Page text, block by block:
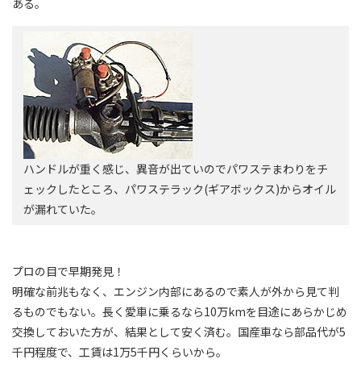
ハンドルが重く感じ、異音が出ていのでパワステまわりをチ
ェックしたところ、パワステラック(ギアボックス)からオイル
が漏れていた。
プロの目で早期発見！
明確な前兆もなく、エンジン内部にあるので素人が外から見て判
るものでもない。長く愛車に乗るなら10万kmを目途にあらかじめ
交換しておいた方が、結果として安く済む。国産車なら部品代が5
千円程度で、工賃は1万5千円くらいから。